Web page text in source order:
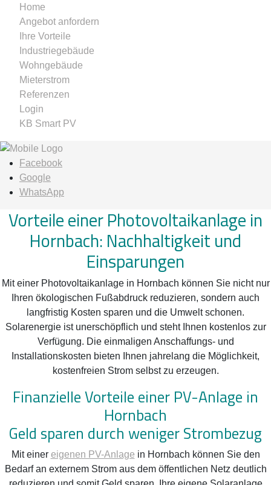
Home
Angebot anfordern
Ihre Vorteile
Industriegebäude
Wohngebäude
Mieterstrom
Referenzen
Login
KB Smart PV
Facebook
Google
WhatsApp
Vorteile einer Photovoltaikanlage in
Hornbach: Nachhaltigkeit und
Einsparungen
Mit einer Photovoltaikanlage in Hornbach können Sie nicht nur
Ihren ökologischen Fußabdruck reduzieren, sondern auch
langfristig Kosten sparen und die Umwelt schonen.
Solarenergie ist unerschöpflich und steht Ihnen kostenlos zur
Verfügung. Die einmaligen Anschaffungs- und
Installationskosten bieten Ihnen jahrelang die Möglichkeit,
kostenfreien Strom selbst zu erzeugen.
Finanzielle Vorteile einer PV-Anlage in
Hornbach
Geld sparen durch weniger Strombezug
Mit einer eigenen PV-Anlage in Hornbach können Sie den
Bedarf an externem Strom aus dem öffentlichen Netz deutlich